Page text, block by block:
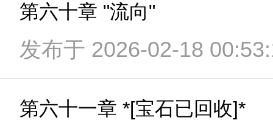
第六十章 "流向"
发布于 2026-02-18
第六十一章 *[宝石已回收]*